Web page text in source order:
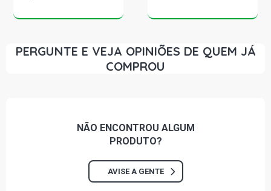
GOL G4 STD HATCH 1.0 8V AT (2006 - 2013)
GOL G4 COPA HATCH 1.0 8V AT FLEX (2006 - 2008)
GOL G4 TREND HATCH 1.0 8V AT FLEX (2000 - 2013)
PERGUNTE E VEJA OPINIÕES DE QUEM JÁ
COMPROU
NÃO ENCONTROU ALGUM
PRODUTO?
AVISE A GENTE